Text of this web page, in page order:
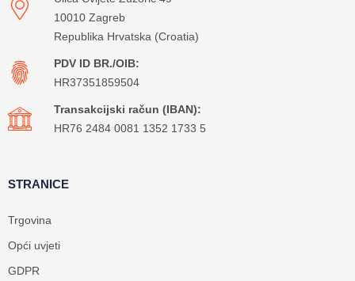
10010 Zagreb
Republika Hrvatska (Croatia)
PDV ID BR./OIB:
HR37351859504
Transakcijski račun (IBAN):
HR76 2484 0081 1352 1733 5
STRANICE
Trgovina
Opći uvjeti
GDPR